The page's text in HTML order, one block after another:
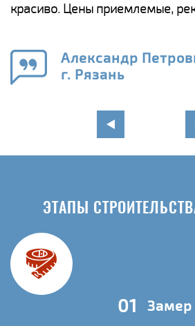
красиво. Цены приемлемые,
Александр
г. Рязань
ЭТАПЫ
01 Замер